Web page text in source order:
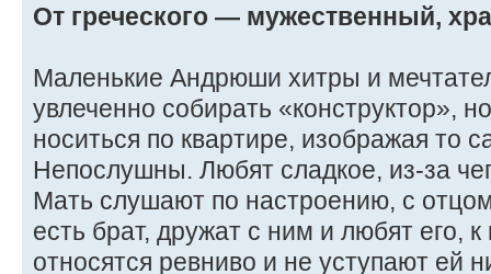
От греческого — мужественный,
Маленькие Андрюши хитры и
увлеченно собирать «конструктор»,
носиться по квартире, изображая то
Непослушны. Любят сладкое, из-за
Мать слушают по настроению, с
есть брат, дружат с ним и любят его,
относятся ревниво и не уступают ей